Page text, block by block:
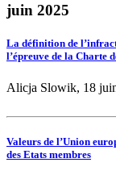
juin 2025
La définition de
l’épreuve de la Charte
Alicja Slowik, 18
Valeurs de l’Union
des Etats membres